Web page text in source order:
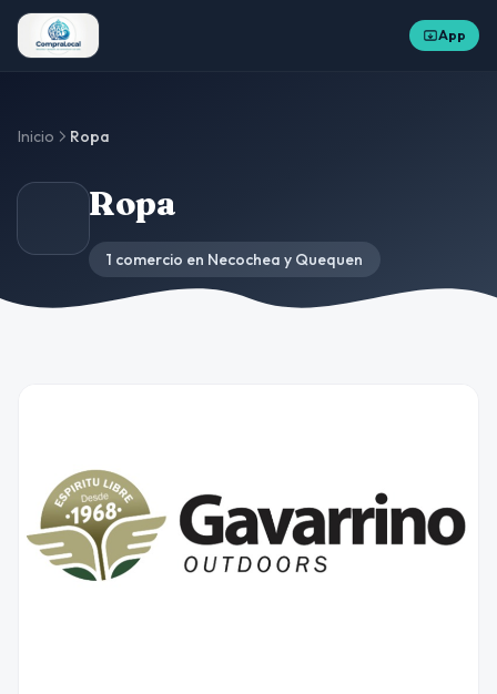
App
Inicio Ropa
Ropa
1 comercio en Necochea y Quequen